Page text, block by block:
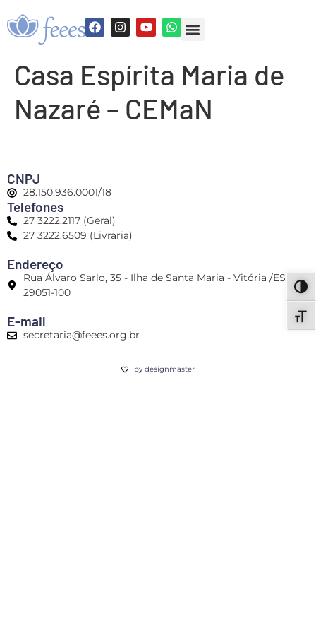
Casa Espírita Maria de
Nazaré – CEMaN
CNPJ
28.150.936.0001/18
Telefones
27 3222.2117 (Geral)
27 3222.6509 (Livraria)
Endereço
Rua Álvaro Sarlo, 35 - Ilha de Santa Maria - Vitória /ES -
29051-100
E-mail
secretaria@feees.org.br
by designmaster